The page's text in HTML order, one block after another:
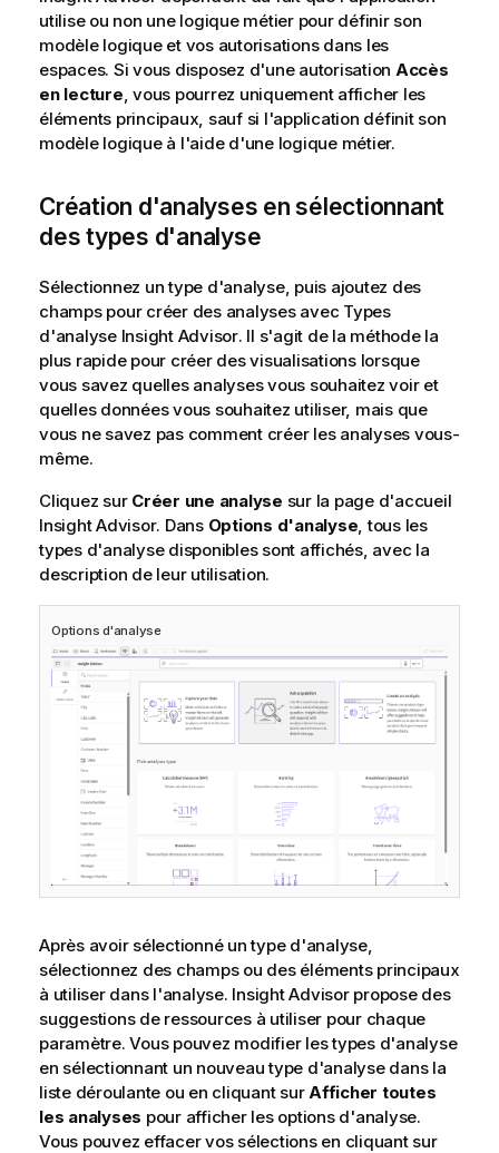
utilise ou non une logique métier pour définir son
modèle logique et vos autorisations dans les
espaces. Si vous disposez d'une autorisation Accès
en lecture, vous pourrez uniquement afficher les
éléments principaux, sauf si l'application définit son
modèle logique à l'aide d'une logique métier.
Création d'analyses en sélectionnant
des types d'analyse
Sélectionnez un type d'analyse, puis ajoutez des
champs pour créer des analyses avec Types
d'analyse Insight Advisor. Il s'agit de la méthode la
plus rapide pour créer des visualisations lorsque
vous savez quelles analyses vous souhaitez voir et
quelles données vous souhaitez utiliser, mais que
vous ne savez pas comment créer les analyses vous-
même.
Cliquez sur Créer une analyse sur la page d'accueil
Insight Advisor. Dans Options d'analyse, tous les
types d'analyse disponibles sont affichés, avec la
description de leur utilisation.
Options d'analyse
Après avoir sélectionné un type d'analyse,
sélectionnez des champs ou des éléments principaux
à utiliser dans l'analyse. Insight Advisorpropose des
suggestions de ressources à utiliser pour chaque
paramètre. Vous pouvez modifier les types d'analyse
en sélectionnant un nouveau type d'analyse dans la
liste déroulante ou en cliquant sur Afficher toutes
les analyses pour afficher les options d'analyse.
Vous pouvez effacer vos sélections en cliquant sur